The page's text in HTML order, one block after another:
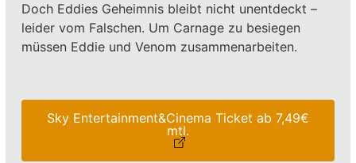
Doch Eddies Geheimnis bleibt nicht unentdeckt –
leider vom Falschen. Um Carnage zu besiegen
müssen Eddie und Venom zusammenarbeiten.
Sky Entertainment&Cinema Ticket ab 7,49€
mtl.